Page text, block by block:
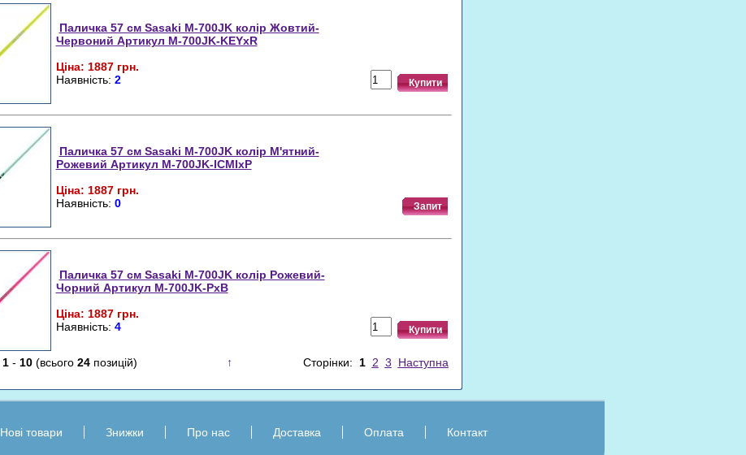
Паличка 57 см Sasaki M-700JK колір Жовтий-
Червоний Артикул M-700JK-KEYxR
Ціна: 1887 грн.
Наявність: 2 Купити
Паличка 57 см Sasaki M-700JK колір М'ятний-
Рожевий Артикул M-700JK-ICMIxP
Ціна: 1887 грн.
Наявність: 0 Запит
Паличка 57 см Sasaki M-700JK колір Рожевий-
Чорний Артикул M-700JK-PxB
Ціна: 1887 грн.
Наявність: 4 Купити
1- 10(всього 24позицій) ↑ Сторінки: 1 2 3 Наступна
Нові товари Знижки Про нас Доставка Оплата Контакт